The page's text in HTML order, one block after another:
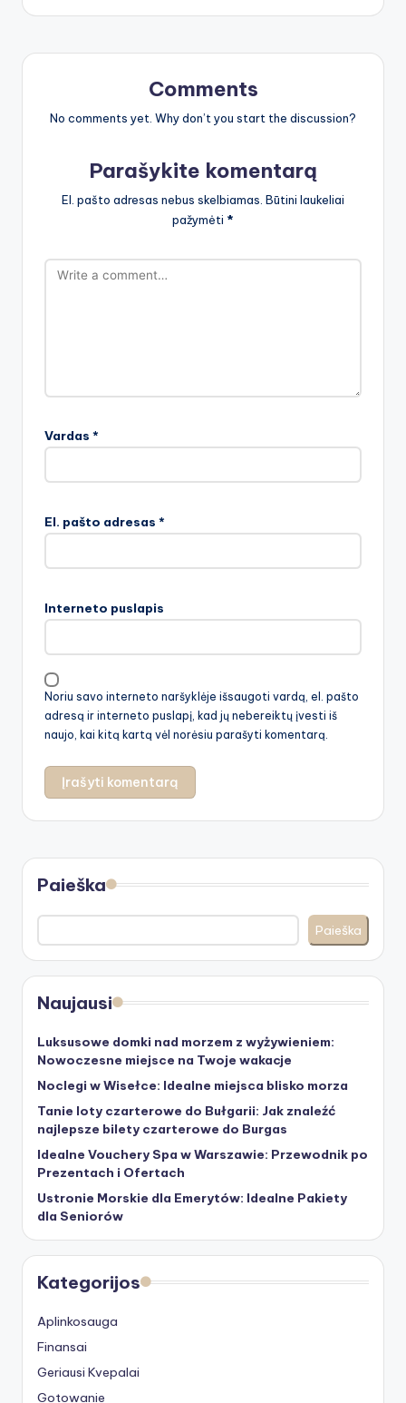
Comments
No comments yet. Why don’t you start the discussion?
Parašykite komentarą
El. pašto adresas nebus skelbiamas. Būtini laukeliai
pažymėti *
Vardas *
El. pašto adresas *
Interneto puslapis
Noriu savo interneto naršyklėje išsaugoti vardą, el. pašto
adresą ir interneto puslapį, kad jų nebereiktų įvesti iš
naujo, kai kitą kartą vėl norėsiu parašyti komentarą.
Paieška
Paieška
Naujausi
Luksusowe domki nad morzem z wyżywieniem:
Nowoczesne miejsce na Twoje wakacje
Noclegi w Wisełce: Idealne miejsca blisko morza
Tanie loty czarterowe do Bułgarii: Jak znaleźć
najlepsze bilety czarterowe do Burgas
Idealne Vouchery Spa w Warszawie: Przewodnik po
Prezentach i Ofertach
Ustronie Morskie dla Emerytów: Idealne Pakiety
dla Seniorów
Kategorijos
Aplinkosauga
Finansai
Geriausi Kvepalai
Gotowanie